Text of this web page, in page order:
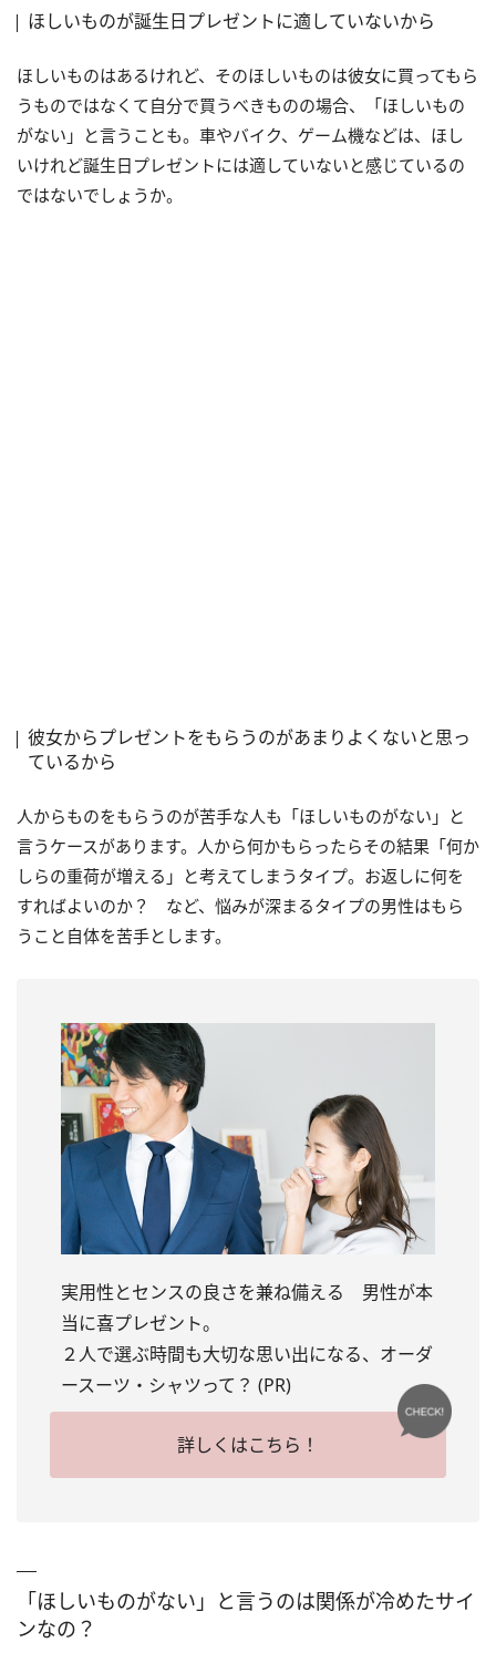
ほしいものが誕生日プレゼントに適していないから
ほしいものはあるけれど、そのほしいものは彼女に買ってもら
うものではなくて自分で買うべきものの場合、「ほしいもの
がない」と言うことも。車やバイク、ゲーム機などは、ほし
いけれど誕生日プレゼントには適していないと感じているの
ではないでしょうか。
彼女からプレゼントをもらうのがあまりよくないと思っ
ているから
人からものをもらうのが苦手な人も「ほしいものがない」と
言うケースがあります。人から何かもらったらその結果「何か
しらの重荷が増える」と考えてしまうタイプ。お返しに何を
すればよいのか？ など、悩みが深まるタイプの男性はもら
うこと自体を苦手とします。
実用性とセンスの良さを兼ね備える 男性が本
当に喜プレゼント。
２人で選ぶ時間も大切な思い出になる、オーダ
ースーツ・シャツって？ (PR)
詳しくはこちら！
「ほしいものがない」と言うのは関係が冷めたサイ
ンなの？